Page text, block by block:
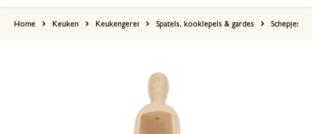
Home Keuken Keukengerei Spatels, kooklepels & gardes Schepjes